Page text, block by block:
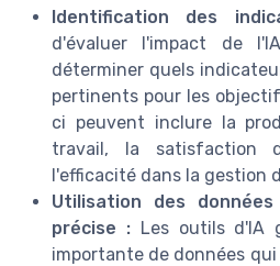
Identification des
d'évaluer l'impact de
déterminer quels
pertinents pour les
ci peuvent inclure la
travail, la satisfaction
l'efficacité dans la gestion
Utilisation des
précise :Les outils d'IA
importante de données